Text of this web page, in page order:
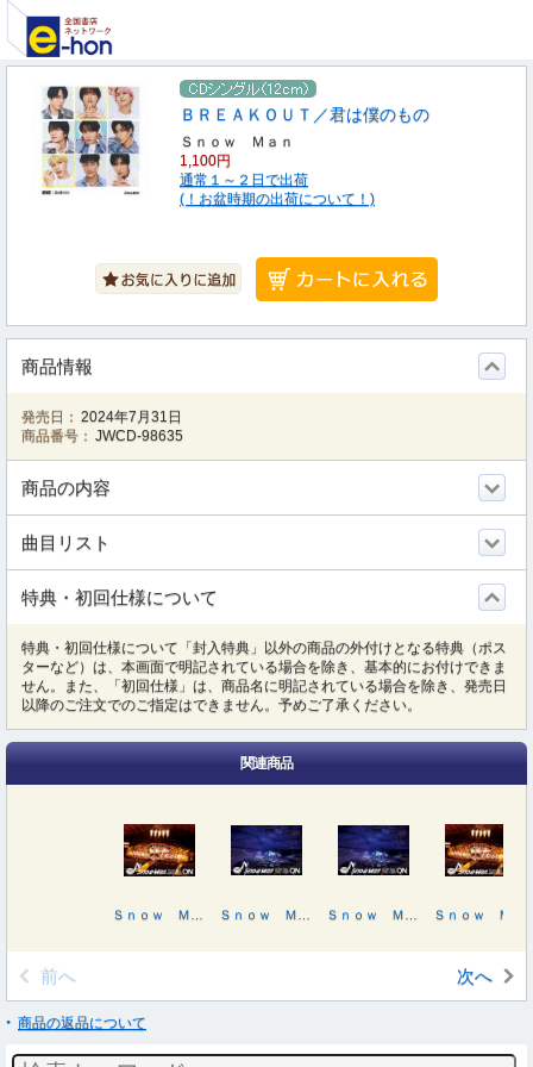
ＢＲＥＡＫＯＵＴ／君は僕のもの
Ｓｎｏｗ Ｍａｎ
1,100円
通常１～２日で出荷
(！お盆時期の出荷について！)
商品情報
発売日： 2024年7月31日
商品番号： JWCD-98635
商品の内容
曲目リスト
特典・初回仕様について
特典・初回仕様について「封入特典」以外の商品の外付けとなる特典（ポス
ターなど）は、本画面で明記されている場合を除き、基本的にお付けできま
せん。また、「初回仕様」は、商品名に明記されている場合を除き、発売日
以降のご注文でのご指定はできません。予めご了承ください。
関連商品
前へ 次へ
商品の返品について